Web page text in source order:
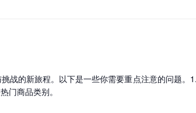
战的新旅程。以下是一些你需要重点注意的问题。
门商品类别。